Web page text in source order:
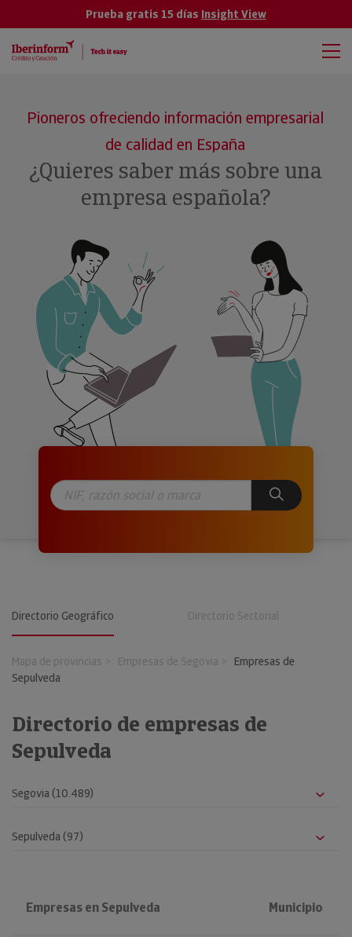
Prueba gratis 15 días Insight View
Pioneros ofreciendo información empresarial
de calidad en España
¿Quieres saber más sobre una
empresa española?
Directorio Geográfico Directorio Sectorial
Mapa de provincias Empresas de Segovia
Empresas de
Sepulveda
Directorio de empresas de
Sepulveda
Empresas en Sepulveda Municipio